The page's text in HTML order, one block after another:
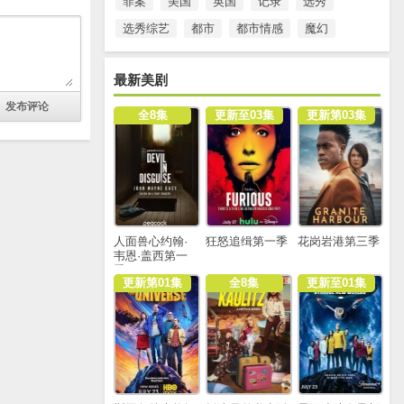
选秀综艺
都市 都市情感 魔幻
最新美剧
全8集
人面兽心约翰·
韦恩·盖西第一
季
更新至03集
狂怒追缉第一季
更新第03集
花岗岩港第三季
更新第01集 全8集 更新至01集